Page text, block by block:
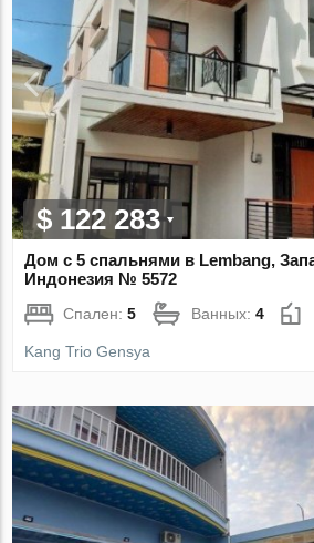
$ 122 283
Дом с 5 спальнями в Lembang,
Индонезия № 5572
Спален:5 Ванных:4
Kang Trio Gensya